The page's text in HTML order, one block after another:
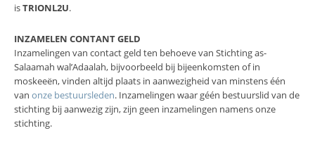
isTRIONL2U.
INZAMELEN CONTANT GELD
Inzamelingen van contact geld ten behoeve van Stichting as-
Salaamah wal’Adaalah, bijvoorbeeld bij bijeenkomsten of in
moskeeën, vinden altijd plaats in aanwezigheid van minstens één
van onze bestuursleden. Inzamelingen waar géén bestuurslid van de
stichting bij aanwezig zijn, zijn geen inzamelingen namens onze
stichting.